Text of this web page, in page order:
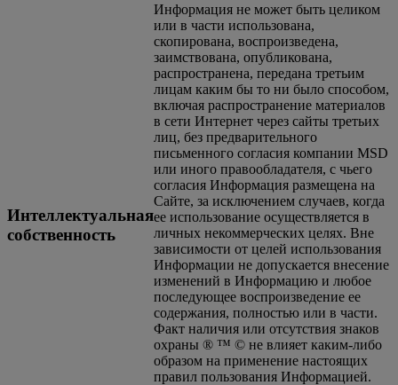
Интеллектуальная
собственность
Информация не может быть целиком
или в части использована,
скопирована, воспроизведена,
заимствована, опубликована,
распространена, передана третьим
лицам каким бы то ни было способом,
включая распространение материалов
в сети Интернет через сайты третьих
лиц, без предварительного
письменного согласия компании MSD
или иного правообладателя, с чьего
согласия Информация размещена на
Сайте, за исключением случаев, когда
ее использование осуществляется в
личных некоммерческих целях. Вне
зависимости от целей использования
Информации не допускается внесение
изменений в Информацию и любое
последующее воспроизведение ее
содержания, полностью или в части.
Факт наличия или отсутствия знаков
охраны ® ™ © не влияет каким-либо
образом на применение настоящих
правил пользования Информацией.